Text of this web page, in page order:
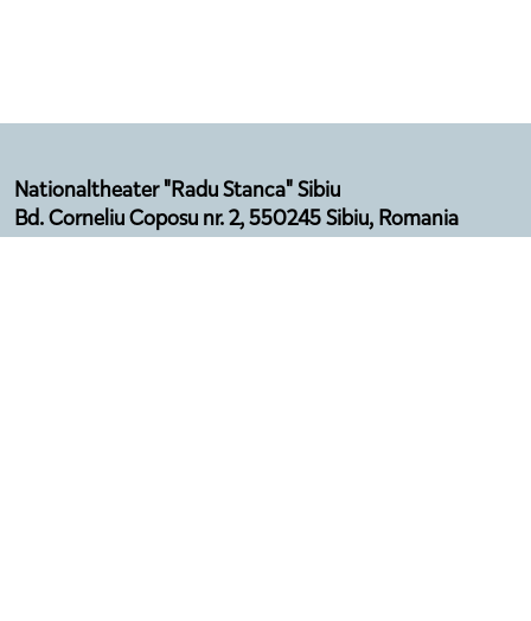
Nationaltheater "Radu Stanca" Sibiu
Bd. Corneliu Coposu nr. 2, 550245 Sibiu, Romania